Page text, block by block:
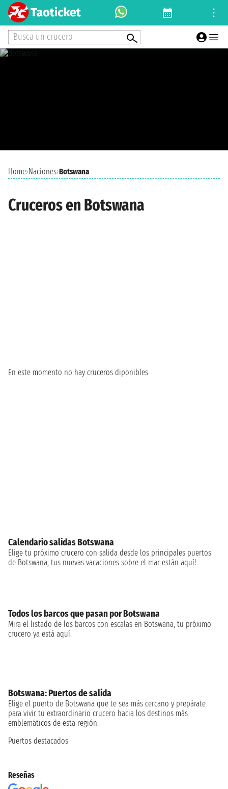
Busca un crucero
Home›Naciones›Botswana
Cruceros en Botswana
En este momento no hay cruceros diponibles
Calendario salidas Botswana
Elige tu próximo crucero con salida desde los principales puertos
de Botswana, tus nuevas vacaciones sobre el mar están aquí!
Todos los barcos que pasan por Botswana
Mira el listado de los barcos con escalas en Botswana, tu próximo
crucero ya está aquí.
Botswana: Puertos de salida
Elige el puerto de Botswana que te sea más cercano y prepárate
para vivir tu extraordinario crucero hacia los destinos más
emblemáticos de esta región.
Puertos destacados
Reseñas